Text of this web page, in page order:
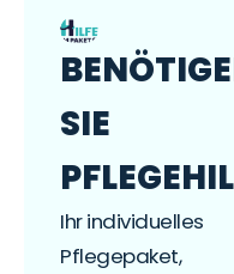
SIE
Ihr individuelles
Pflegepaket,